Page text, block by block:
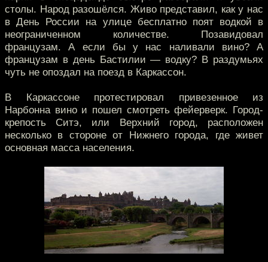
столы. Народ разошёлся. Живо представил, как у нас
в День России на улице бесплатно поят водкой в
неограниченном количестве. Позавидовал
французам. А если бы у нас наливали вино? А
французам в день Бастилии — водку? В раздумьях
чуть не опоздал на поезд в Каркассон.
В Каркассоне протестировал привезенное из
Нарбонна вино и пошел смотреть фейерверк. Город-
крепость Ситэ, или Верхний город, расположен
несколько в стороне от Нижнего города, где живет
основная масса населения.